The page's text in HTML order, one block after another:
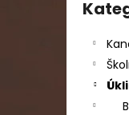
DAHLE